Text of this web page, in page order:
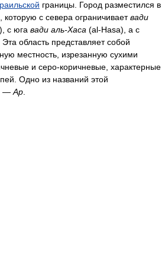
границы. Город разместился в
с севера ограничиваетвади
с юга вади аль-Хаса (al-Hasa), а с
. Эта область представляет собой
местность, изрезанную сухими
и серо-коричневые, характерные
Одно из названий этой
— Ар